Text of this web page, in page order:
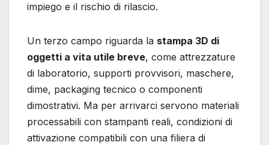
impiego e il rischio di rilascio.
Un terzo campo riguarda la stampa 3D di
oggetti a vita utile breve, come attrezzature
di laboratorio, supporti provvisori, maschere,
dime, packaging tecnico o componenti
dimostrativi. Ma per arrivarci servono materiali
processabili con stampanti reali, condizioni di
attivazione compatibili con una filiera di